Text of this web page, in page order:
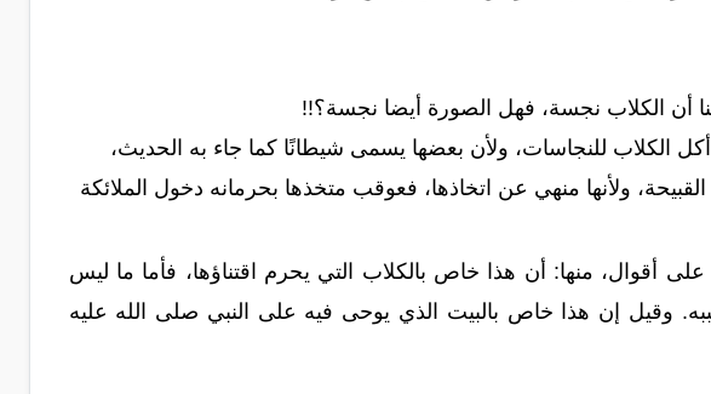
أن الكلاب نجسة، فهل الصورة أيضا نجسة؟!!
الكلاب للنجاسات، ولأن بعضها يسمى شيطانًا كما جاء به الحديث،
ولأنها منهي عن اتخاذها، فعوقب متخذها بحرمانه دخول الملائكة
أقوال، منها: أن هذا خاص بالكلاب التي يحرم اقتناؤها، فأما ما ليس
وقيل إن هذا خاص بالبيت الذي يوحى فيه على النبي صلى الله عليه